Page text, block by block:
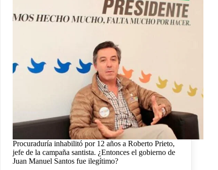
Procuraduría inhabilitó por 12 años a Roberto Prieto,
jefe de la campaña santista. ¿Entonces el gobierno de
Juan Manuel Santos fue ilegítimo?